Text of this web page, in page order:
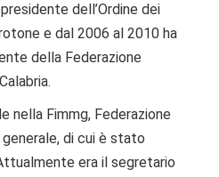
dell’Ordine dei
e dal 2006 al 2010 ha
della Federazione
nella Fimmg, Federazione
di cui è stato
era il segretario